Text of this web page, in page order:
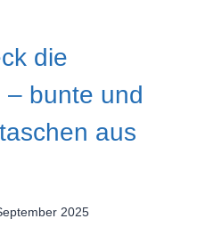
die
– bunte und
aus
2025